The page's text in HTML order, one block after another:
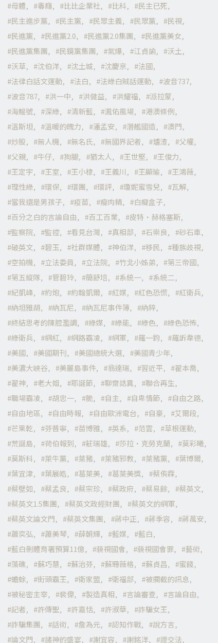
母體
毒癮 比比企業社 比科
民主已死
民主進步黨
民主黨 民眾主義 民眾黨
民視
民進黨
民進黨2.0 民進黨2.0集團
民進黨美女
民進黨集團
民鏡黨集團 氣爆 江貞諭
沃土
沃草
沈伯洋 沈土城 沈慶京
法國
法律白話文運動
法白 法綠白賊話運動
波音737
波音787
洪一中 洪健益 洪耀福
派拉蒙
海鯤號
深綠 清新藍 渢佑風場
港澳條例
溫斯坦
溫暖的魄力 潘孟安 潛艦國造
澳門
炒股
無人機 無名氏 無國界記者 爐渣
父權
父親
牛仔 狗腿 猶太人 王世堅
王俊力
王定宇
王室 王小棣 王義川 王顯瑜
王鴻薇
理性綠
環保 環團 環評 瓊妮蜜雪兒
瓦解
當我還是男孩子
疫苗 瘦肉精
白癡盒子
百分之白的言論自由
百工百業
皮特·赫格塞斯
監察院
監控 看見台灣 真相部 石崇良
砂石車
破英文
碧玉 社群媒體 神伯洋 移民
種族歧視
空拍機
立法委員 立法院 竹北小姊弟
第三帝國
第五縱隊
管碧玲 簡舒培 系統一
系統二
紀凱峰
約炮 約翰凱爾 紅媒 紅色恐慌
紅衛兵
納坦雅胡
納瓦尼 納瓦尼事件簿
納粹
終結思考的陳腔濫調
綠媒 綠能 綠色
綠色恐怖
綠衛兵
網紅 網路霸凌 網軍 羅一鈞
羅訴韋德
美國
美國期刊 美國總統大選
美國青少年
美濃大峽谷
美麗島事件 翁達瑞 習近平
翟本喬
翟神
老大姐 耶誕節 聊齋誌異
聯合再生
職場霸凌
胡忠一 脆 自主 自卑情節
自由之路
自由地區
自由時報 自由歐洲電台 自豪
艾爾段
芒果乾
芬普寧 苗博雅 英系 范雲
草根運動
荒誕島
荷伯報到 莊瑞雄 莎拉·克勞克蘭
莫彩曦
莫斯科
萊牛黨 萊豬 萊豬邪教 萊豬黨
葉博爾
葉宜津
葉展皓 葛萊美 葛萊美獎
蔡侑霖
蔡壁如
蔡孟良 蔡宗珍 蔡政府 蔡易餘
蔡英文
蔡英文1.5集團
蔡英文政經財團
蔡英文的網軍
蔡英文論文門
蔡英文集團 蔣中正 蔣季容
蔣萬安
蕭奕弘
蕭美琴 薛朝輝 藍媒
藍白
藍白刪體育署預算11億
藐視國會 藐視國會罪
藝術
藻礁
蘇巧慧 蘇治芬 蘇珊薇格 蘇貞昌
蜜餞
蟾蜍
街頭霸王 衛家盟 衛福部
被攔截的訊息
被秘密主宰
裴偉 製造真相 言論審查
言論自由
記者
許傳聖 許嘉恬 許淑華
詐騙女王
詐騙集團
話術 詹為元 認知作戰
說方言
論文門
諸神的盛宴 謝宜容 謝銘洋
證交法